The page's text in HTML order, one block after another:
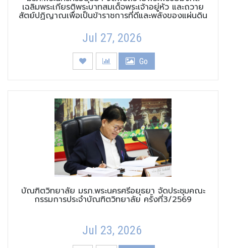
เฉลิมพระเกียรติพระบาทสมเด็จพระเจ้าอยู่หัว และถวาย
สัตย์ปฏิญาณเพื่อเป็นข้าราชการที่ดีและพลังของแผ่นดิน
Jul 27, 2026
Go
บัณฑิตวิทยาลัย มรภ.พระนครศรีอยุธยา จัดประชุมคณะ
กรรมการประจำบัณฑิตวิทยาลัย ครั้งที่3/2569
Jul 23, 2026